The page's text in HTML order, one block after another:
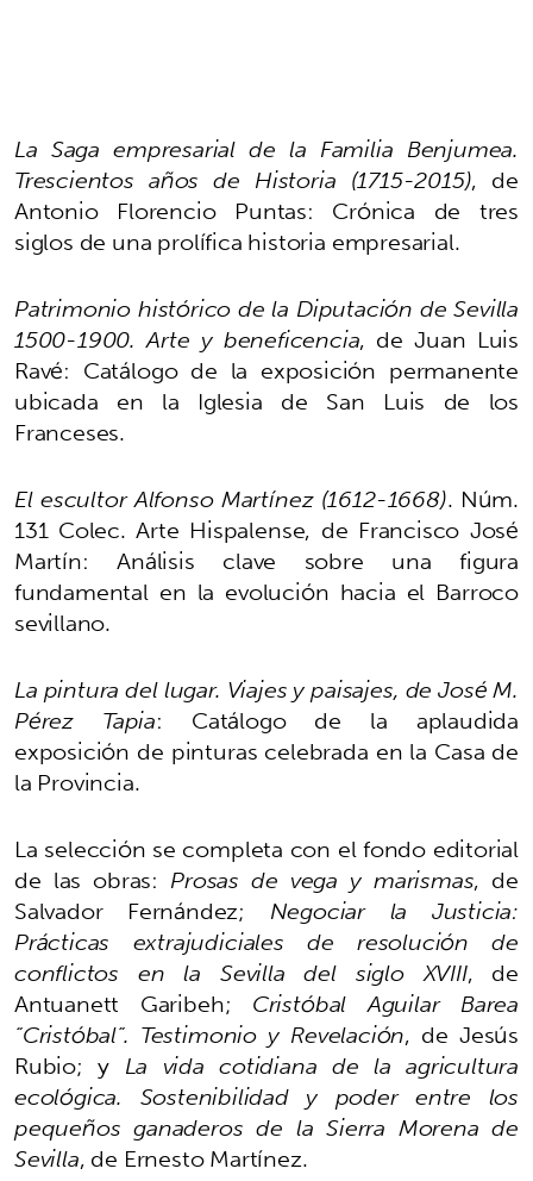
La Saga empresarial de la Familia Benjumea.
Trescientos años de Historia (1715-2015), de
Antonio Florencio Puntas: Crónica de tres
siglos de una prolífica historia empresarial.
Patrimonio histórico de la Diputación de Sevilla
1500-1900. Arte y beneficencia, de Juan Luis
Ravé: Catálogo de la exposición permanente
ubicada en la Iglesia de San Luis de los
Franceses.
El escultor Alfonso Martínez (1612-1668). Núm.
131 Colec. Arte Hispalense, de Francisco José
Martín: Análisis clave sobre una figura
fundamental en la evolución hacia el Barroco
sevillano.
La pintura del lugar. Viajes y paisajes, de José M.
Pérez Tapia: Catálogo de la aplaudida
exposición de pinturas celebrada en la Casa de
la Provincia.
La selección se completa con el fondo editorial
de las obras: Prosas de vega y marismas, de
Salvador Fernández; Negociar la Justicia:
Prácticas extrajudiciales de resolución de
conflictos en la Sevilla del siglo XVIII, de
Antuanett Garibeh; Cristóbal Aguilar Barea
“Cristóbal”. Testimonio y Revelación, de Jesús
Rubio; y La vida cotidiana de la agricultura
ecológica. Sostenibilidad y poder entre los
pequeños ganaderos de la Sierra Morena de
Sevilla, de Ernesto Martínez.